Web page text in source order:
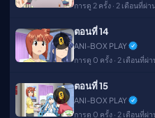
การดู 2 ครั้ง · 2 เดือนที่ผ่า
🔒
ตอนที่ 14
ANI-BOX PLAY
การดู 0 ครั้ง · 2 เดือนที่ผ่
🔒
ตอนที่ 15
ANI-BOX PLAY
การดู 0 ครั้ง · 2 เดือนที่ผ่